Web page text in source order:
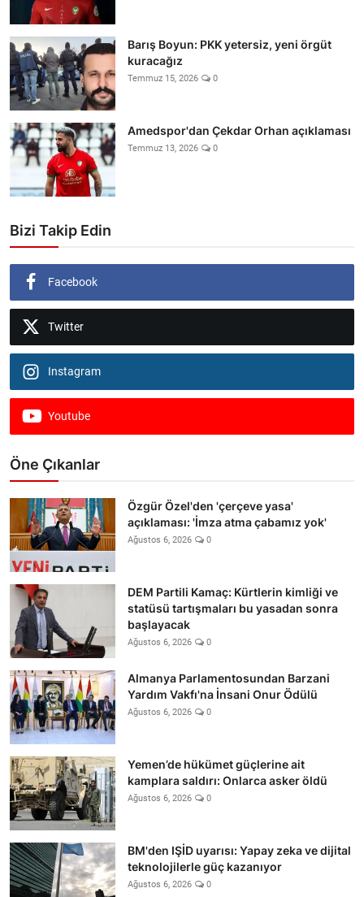
Barış Boyun: PKK yetersiz, yeni örgüt
kuracağız
Temmuz 15, 2026 0
Amedspor'dan Çekdar Orhan açıklaması
Temmuz 13, 2026 0
Bizi Takip Edin
Facebook
Twitter
Instagram
Youtube
Öne Çıkanlar
Özgür Özel'den 'çerçeve yasa'
açıklaması: 'İmza atma çabamız yok'
Ağustos 6, 2026 0
DEM Partili Kamaç: Kürtlerin kimliği ve
statüsü tartışmaları bu yasadan sonra
başlayacak
Ağustos 6, 2026 0
Almanya Parlamentosundan Barzani
Yardım Vakfı'na İnsani Onur Ödülü
Ağustos 6, 2026 0
Yemen’de hükümet güçlerine ait
kamplara saldırı: Onlarca asker öldü
Ağustos 6, 2026 0
BM'den IŞİD uyarısı: Yapay zeka ve dijital
teknolojilerle güç kazanıyor
Ağustos 6, 2026 0